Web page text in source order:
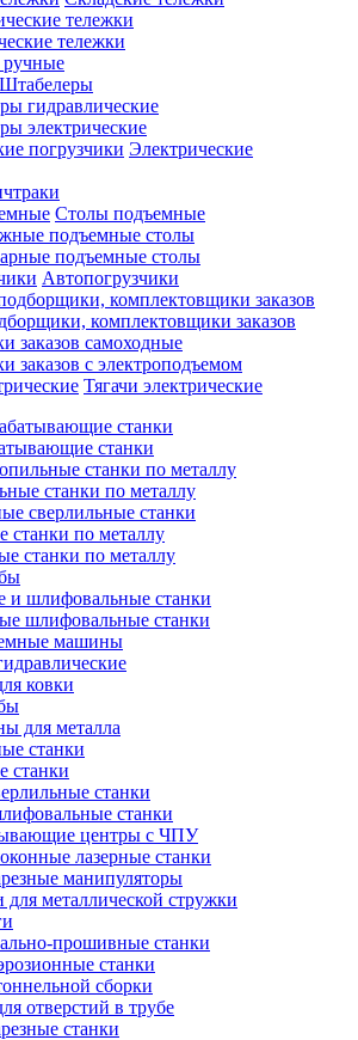
тележки
тележки
Штабелеры
гидравлические
электрические
Электрические
Столы подъемные
подъемные столы
подъемные столы
Автопогрузчики
комплектовщики заказов
заказов самоходные
заказов с электроподъемом
Тягачи электрические
станки
станки по металлу
станки по металлу
сверлильные станки
станки по металлу
станки по металлу
и шлифовальные станки
шлифовальные станки
машины
ковки
для металла
станки
станки
станки
станки
центры с ЧПУ
лазерные станки
манипуляторы
металлической стружки
прошивные станки
станки
сборки
отверстий в трубе
станки